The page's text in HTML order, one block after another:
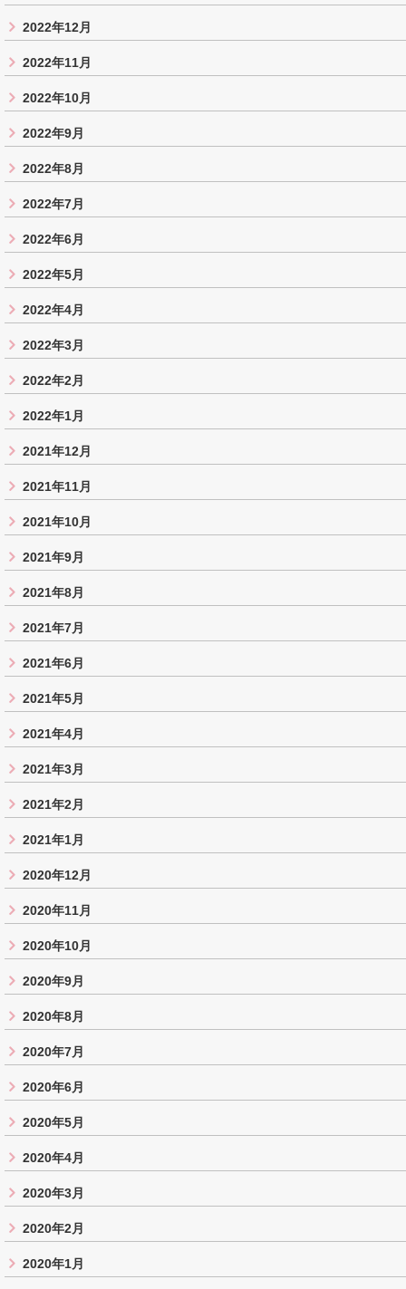
2022年12月
2022年11月
2022年10月
2022年9月
2022年8月
2022年7月
2022年6月
2022年5月
2022年4月
2022年3月
2022年2月
2022年1月
2021年12月
2021年11月
2021年10月
2021年9月
2021年8月
2021年7月
2021年6月
2021年5月
2021年4月
2021年3月
2021年2月
2021年1月
2020年12月
2020年11月
2020年10月
2020年9月
2020年8月
2020年7月
2020年6月
2020年5月
2020年4月
2020年3月
2020年2月
2020年1月